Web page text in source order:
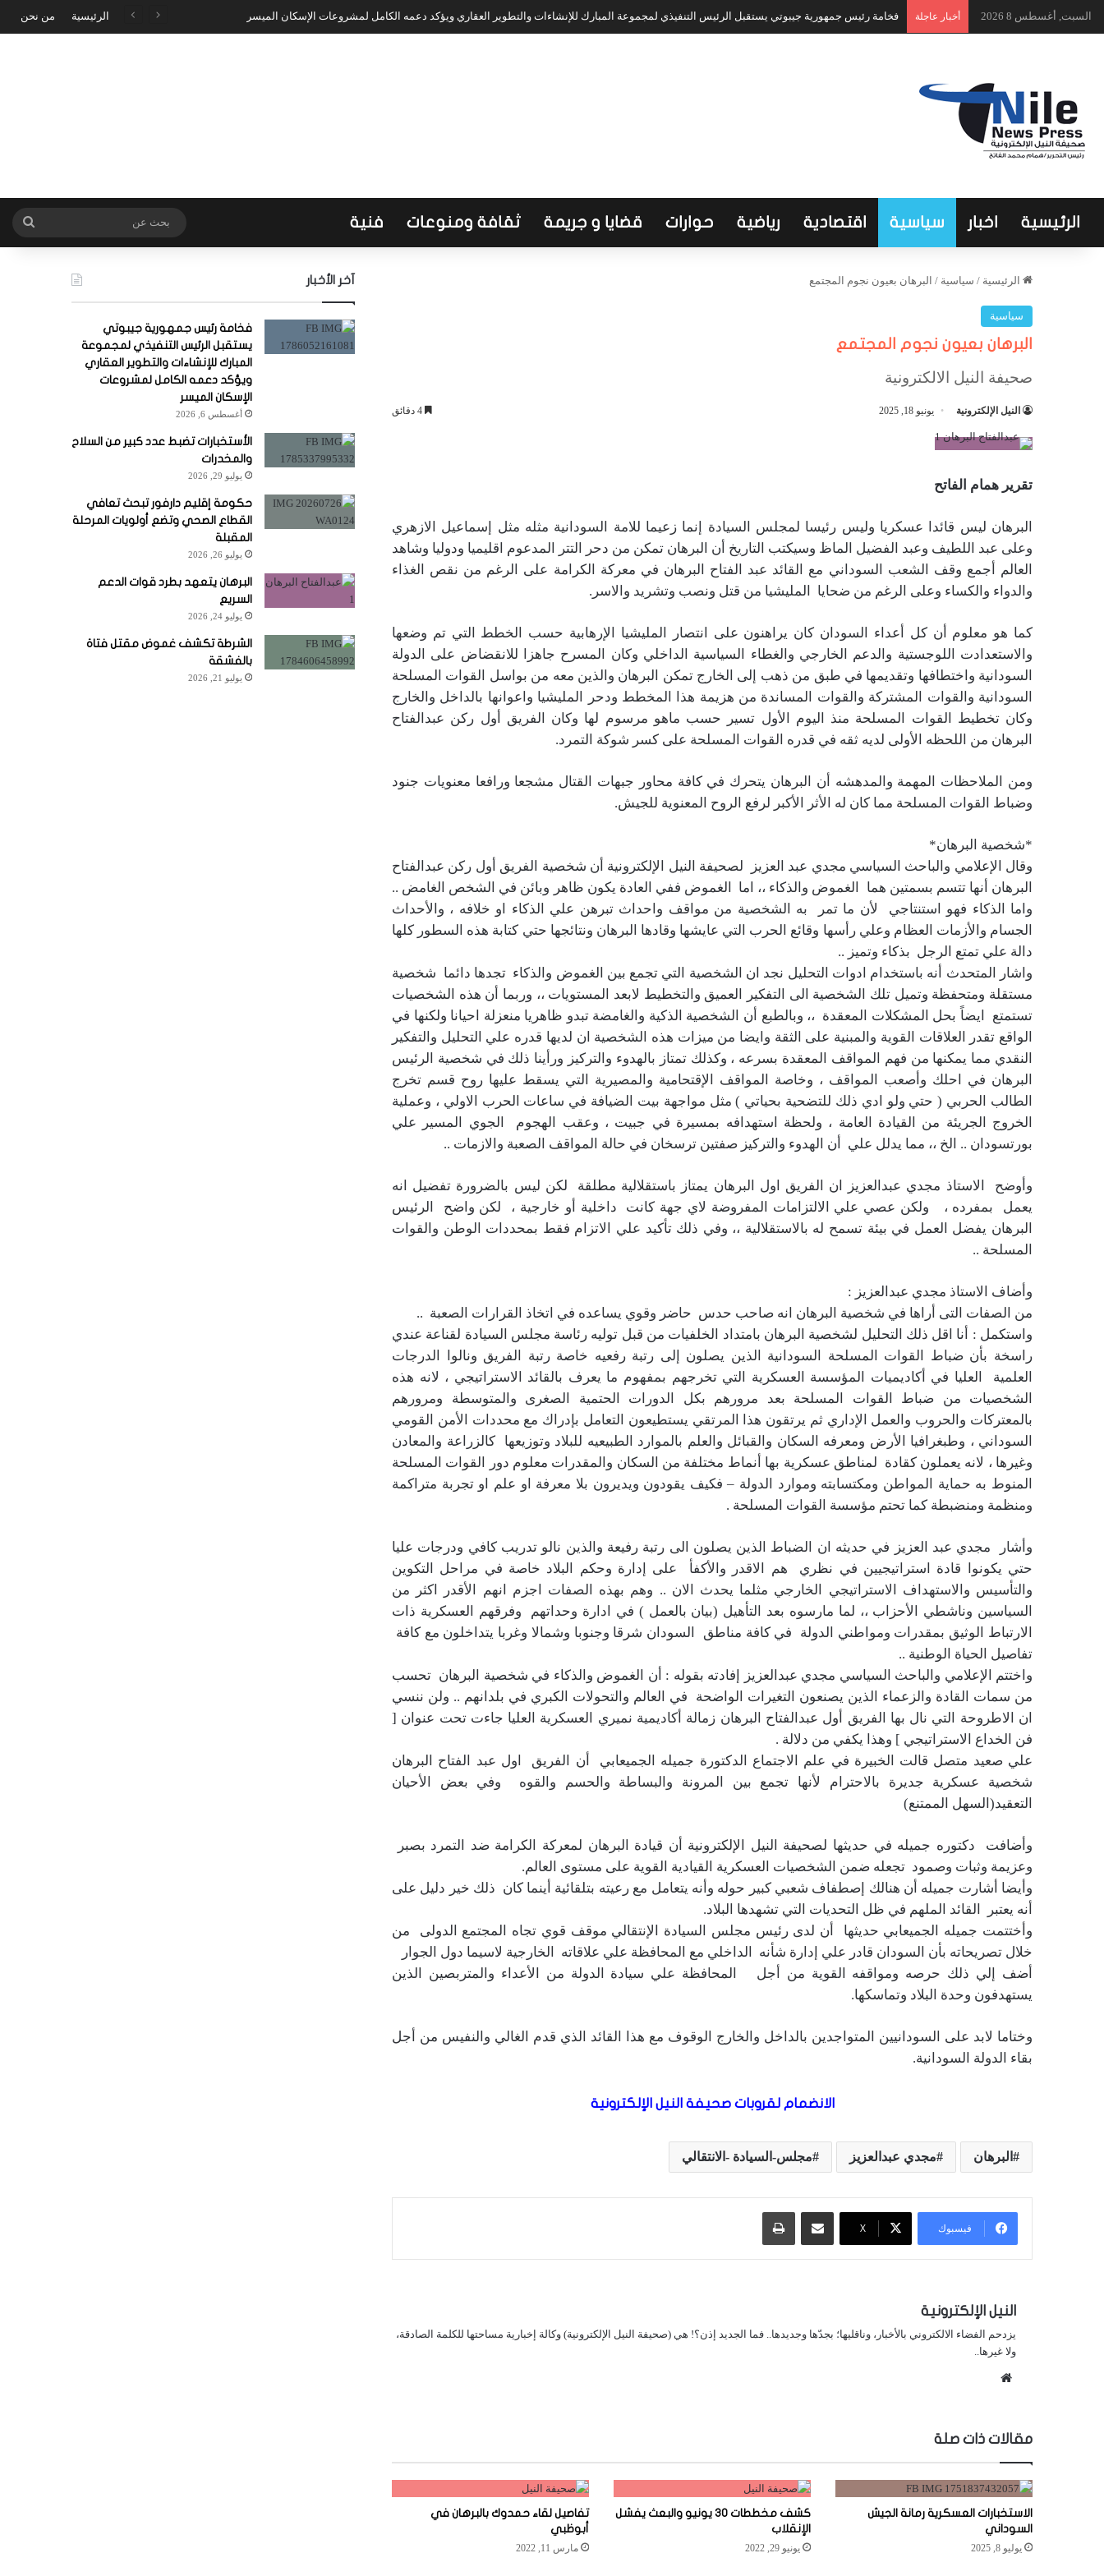
السبت, أغسطس 8 2026 أخبار عاجلة فخامة رئيس جمهورية جيبوتي يستقبل الرئيس التنفيذي لمجموعة المبارك للإنشاءات والتطوير العقاري ويؤكد دعمه الكامل لمشروعات الإسكان الميسر الرئيسية من نحن
الرئيسية اخبار سياسية اقتصادية رياضية حوارات قضايا و جريمة ثقافة ومنوعات فنية بحث
عن
الرئيسية / سياسية / البرهان بعيون نجوم المجتمع
سياسية
البرهان بعيون نجوم المجتمع
صحيفة النيل الالكترونية
النيل الإلكترونية يونيو 18, 2025
تقرير همام الفاتح
البرهان ليس قائدا عسكريا وليس رئيسا لمجلس السيادة إنما زعيما للامة السودانية مثله مثل إسماعيل الازهري
وعلى عبد اللطيف وعبد الفضيل الماظ وسيكتب التاريخ أن البرهان تمكن من دحر التتر المدعوم اقليميا ودوليا وشاهد
العالم أجمع وقف الشعب السوداني مع القائد عبد الفتاح البرهان في معركة الكرامة على الرغم من نقص الغذاء
والدواء والكساء وعلى الرغم من ضحايا المليشيا من قتل ونصب وتشريد والاسر.
كما هو معلوم أن كل أعداء السودان كان يراهنون على انتصار المليشيا الإرهابية حسب الخطط التي تم وضعها
والاستعدادت اللوجستية والدعم الخارجي والغطاء السياسية الداخلي وكان المسرح جاهزا للانقضاض على الدولة
السودانية واختطافها وتقديمها في طبق من ذهب إلى الخارج تمكن البرهان والذين معه من بواسل القوات المسلحة
السودانية والقوات المشتركة والقوات المساندة من هزيمة هذا المخطط ودحر المليشيا واعوانها بالداخل والخارج
وكان تخطيط القوات المسلحة منذ اليوم الأول تسير حسب ماهو مرسوم لها وكان الفريق أول ركن عبدالفتاح
البرهان من اللحظه الأولى لديه ثقه في قدره القوات المسلحة على كسر شوكة التمرد.
ومن الملاحظات المهمة والمدهشه أن البرهان يتحرك في كافة محاور جبهات القتال مشجعا ورافعا معنويات جنود
وضباط القوات المسلحة مما كان له الأثر الأكبر لرفع الروح المعنوية للجيش.
*شخصية البرهان*
وقال الإعلامي والباحث السياسي مجدي عبد العزيز لصحيفة النيل الإلكترونية أن شخصية الفريق أول ركن عبدالفتاح
البرهان أنها تتسم بسمتين هما الغموض والذكاء ،، اما الغموض ففي العادة يكون ظاهر وبائن في الشخص الغامض ..
واما الذكاء فهو استنتاجي لأن ما تمر به الشخصية من مواقف واحداث تبرهن علي الذكاء او خلافه ، والأحداث
الجسام والأزمات العظام وعلي رأسها وقائع الحرب التي عايشها وقادها البرهان ونتائجها حتي كتابة هذه السطور كلها
دالة علي تمتع الرجل بذكاء وتميز ..
واشار المتحدث أنه باستخدام ادوات التحليل نجد ان الشخصية التي تجمع بين الغموض والذكاء تجدها دائما شخصية
مستقلة ومتحفظة وتميل تلك الشخصية الى التفكير العميق والتخطيط لابعد المستويات ،، وربما أن هذه الشخصيات
تستمتع ايضاً بحل المشكلات المعقدة ،، وبالطبع أن الشخصية الذكية والغامضة تبدو ظاهريا منعزلة احيانا ولكنها في
الواقع تقدر العلاقات القوية والمبنية على الثقة وايضا من ميزات هذه الشخصية ان لديها قدره علي التحليل والتفكير
النقدي مما يمكنها من فهم المواقف المعقدة بسرعه ، وكذلك تمتاز بالهدوء والتركيز ورأينا ذلك في شخصية الرئيس
البرهان في احلك وأصعب المواقف ، وخاصة المواقف الإقتحامية والمصيرية التي يسقط عليها روح قسم تخرج
الطالب الحربي ( حتي ولو ادي ذلك للتضحية بحياتي ) مثل مواجهة بيت الضيافة في ساعات الحرب الاولي ، وعملية
الخروج الجريئة من القيادة العامة ، ولحظة استهدافه بمسيرة في جبيت ، وعقب الهجوم الجوي المسير علي
بورتسودان .. الخ ،، مما يدلل علي أن الهدوء والتركيز صفتين ترسخان في حالة المواقف الصعبة والازمات ..
وأوضح الاستاذ مجدي عبدالعزيز ان الفريق اول البرهان يمتاز باستقلالية مطلقة لكن ليس بالضرورة تفضيل انه
يعمل بمفرده ، ولكن عصي علي الالتزامات المفروضة لاي جهة كانت داخلية أو خارجية ، لكن واضح الرئيس
البرهان يفضل العمل في بيئة تسمح له بالاستقلالية ،، وفي ذلك تأكيد علي الاتزام فقط بمحددات الوطن والقوات
المسلحة ..
وأضاف الاستاذ مجدي عبدالعزيز :
من الصفات التى أراها في شخصية البرهان انه صاحب حدس حاضر وقوي يساعده في اتخاذ القرارات الصعبة ..
واستكمل : أنا اقل ذلك التحليل لشخصية البرهان بامتداد الخلفيات من قبل توليه رئاسة مجلس السيادة لقناعة عندي
راسخة بأن ضباط القوات المسلحة السودانية الذين يصلون إلى رتبة رفعيه خاصة رتبة الفريق ونالوا الدرجات
العلمية العليا في أكاديميات المؤسسة العسكرية التي تخرجهم بمفهوم ما يعرف بالقائد الاستراتيجي ، لانه هذه
الشخصيات من ضباط القوات المسلحة بعد مرورهم بكل الدورات الحتمية الصغرى والمتوسطة ومرورهم
بالمعتركات والحروب والعمل الإداري ثم يرتقون هذا المرتقي يستطيعون التعامل بإدراك مع محددات الأمن القومي
السوداني ، وطبغرافيا الأرض ومعرفه السكان والقبائل والعلم بالموارد الطبيعيه للبلاد وتوزيعها كالزراعة والمعادن
وغيرها ، لانه يعملون كقادة لمناطق عسكرية بها أنماط مختلفة من السكان والمقدرات معلوم دور القوات المسلحة
المنوط به حماية المواطن ومكتسابته وموارد الدولة – فكيف يقودون ويديرون بلا معرفة او علم او تجربة متراكمة
ومنظمة ومنضبطة كما تحتم مؤسسة القوات المسلحة .
وأشار مجدي عبد العزيز في حديثه ان الضباط الذين يصلون الى رتبة رفيعة والذين نالو تدريب كافي ودرجات عليا
حتي يكونوا قادة استراتيجيين في نظري هم الاقدر والأكفأ على إدارة وحكم البلاد خاصة في مراحل التكوين
والتأسيس والاستهداف الاستراتيجي الخارجي مثلما يحدث الان .. وهم بهذه الصفات اجزم انهم الأقدر اكثر من
السياسين وناشطي الأحزاب ،، لما مارسوه بعد التأهيل (بيان بالعمل ) في ادارة وحداتهم وفرقهم العسكرية ذات
الارتباط الوثيق بمقدرات ومواطني الدولة في كافة مناطق السودان شرقا وجنوبا وشمالا وغربا يتداخلون مع كافة
تفاصيل الحياة الوطنية ..
واختتم الإعلامي والباحث السياسي مجدي عبدالعزيز إفادته بقوله : أن الغموض والذكاء في شخصية البرهان تحسب
من سمات القادة والزعماء الذين يصنعون التغيرات الواضحة في العالم والتحولات الكبري في بلدانهم .. ولن ننسي
ان الاطروحة التي نال بها الفريق أول عبدالفتاح البرهان زمالة أكاديمية نميري العسكرية العليا جاءت تحت عنوان [
فن الخداع الاستراتيجي ] وهذا يكفي من دلالة .
علي صعيد متصل قالت الخبيرة في علم الاجتماع الدكتورة جميله الجميعابي أن الفريق اول عبد الفتاح البرهان
شخصية عسكرية جديرة بالاحترام لأنها تجمع بين المرونة والبساطة والحسم والقوه وفي بعض الأحيان
التعقيد(السهل الممتنع)
وأضافت دكتوره جميله في حديثها لصحيفة النيل الإلكترونية أن قيادة البرهان لمعركة الكرامة ضد التمرد بصبر
وعزيمة وثبات وصمود تجعله ضمن الشخصيات العسكرية القيادية القوية على مستوى العالم.
وأيضا أشارت جميله أن هنالك إصطفاف شعبي كبير حوله وأنه يتعامل مع رعيته بتلقائية أينما كان ذلك خير دليل على
أنه يعتبر القائد الملهم في ظل التحديات التي تشهدها البلاد.
وأختتمت جميله الجميعابي حديثها أن لدى رئيس مجلس السيادة الإنتقالي موقف قوي تجاه المجتمع الدولى من
خلال تصريحاته بأن السودان قادر علي إدارة شأنه الداخلي مع المحافظة علي علاقاته الخارجية لاسيما دول الجوار
أضف إلي ذلك حرصه ومواقفه القوية من أجل المحافظة علي سيادة الدولة من الأعداء والمتربصين الذين
يستهدفون وحدة البلاد وتماسكها.
وختاما لابد على السودانيين المتواجدين بالداخل والخارج الوقوف مع هذا القائد الذي قدم الغالي والنفيس من أجل
بقاء الدولة السودانية.
الانضمام لقروبات صحيفة النيل الإلكترونية
البرهان مجدي عبدالعزيز مجلس-السيادة -الانتقالي
فيسبوك X
مشاركة عبر البريد طباعة
النيل الإلكترونية
يزدحم الفضاء الالكتروني بالأخبار، وناقليها؛ بجدّها وجديدها.. فما الجديد إذن؟! هي (صحيفة النيل الإلكترونية) وكالة إخبارية مساحتها للكلمة الصادقة،
ولا غيرها..
مقالات ذات صلة
الاستخبارات العسكرية رمانة الجيش
السوداني
يوليو 8, 2025
كشف مخططات 30 يونيو والبعث يفشل
الإنقلاب
يونيو 29, 2022
تفاصيل لقاء حمدوك بالبرهان في
أبوظبي
مارس 11, 2022
آخر الأخبار
فخامة رئيس جمهورية جيبوتي
يستقبل الرئيس التنفيذي لمجموعة
المبارك للإنشاءات والتطوير العقاري
ويؤكد دعمه الكامل لمشروعات
الإسكان الميسر
أغسطس 6, 2026
الأستخبارات تضبط عدد كبير من السلاح
والمخدرات
يوليو 29, 2026
حكومة إقليم دارفور تبحث تعافي
القطاع الصحي وتضع أولويات المرحلة
المقبلة
يوليو 26, 2026
البرهان يتعهد بطرد قوات الدعم
السريع
يوليو 24, 2026
الشرطة تكشف غموض مقتل فتاة
بالفشقة
يوليو 21, 2026